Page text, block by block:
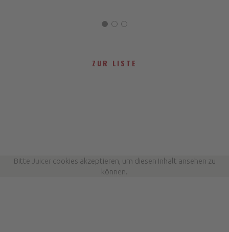
ZUR LISTE
Bitte Juicercookies akzeptieren, um diesen Inhalt ansehen zu
können.